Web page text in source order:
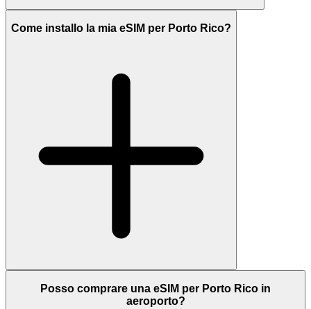
Come installo la mia eSIM per Porto Rico?
Posso comprare una eSIM per Porto Rico in
aeroporto?